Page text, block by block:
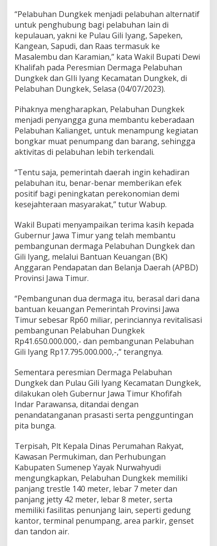
r
M
u
a
t
P
e
n
u
m
a
n
g
a
n
a
r
a
n
g
“Pelabuhan Dungkek menjadi pelabuhan alternatif
untuk penghubung bagi pelabuhan lain di
kepulauan, yakni ke Pulau Gili Iyang, Sapeken,
Kangean, Sapudi, dan Raas termasuk ke
Masalembu dan Karamian,” kata Wakil Bupati Dewi
Khalifah pada Peresmian Dermaga Pelabuhan
Dungkek dan GIli Iyang Kecamatan Dungkek, di
Pelabuhan Dungkek, Selasa (04/07/2023).
Pihaknya mengharapkan, Pelabuhan Dungkek
menjadi penyangga guna membantu keberadaan
Pelabuhan Kalianget, untuk menampung kegiatan
bongkar muat penumpang dan barang, sehingga
aktivitas di pelabuhan lebih terkendali.
“Tentu saja, pemerintah daerah ingin kehadiran
pelabuhan itu, benar-benar memberikan efek
positif bagi peningkatan perekonomian demi
kesejahteraan masyarakat,” tutur Wabup.
Wakil Bupati menyampaikan terima kasih kepada
Gubernur Jawa Timur yang telah membantu
pembangunan dermaga Pelabuhan Dungkek dan
Gili Iyang, melalui Bantuan Keuangan (BK)
Anggaran Pendapatan dan Belanja Daerah (APBD)
Provinsi Jawa Timur.
“Pembangunan dua dermaga itu, berasal dari dana
bantuan keuangan Pemerintah Provinsi Jawa
Timur sebesar Rp60 miliar, perinciannya revitalisasi
pembangunan Pelabuhan Dungkek
Rp41.650.000.000,- dan pembangunan Pelabuhan
Gili Iyang Rp17.795.000.000,-,” terangnya.
Sementara peresmian Dermaga Pelabuhan
Dungkek dan Pulau Gili Iyang Kecamatan Dungkek,
dilakukan oleh Gubernur Jawa Timur Khofifah
Indar Parawansa, ditandai dengan
penandatanganan prasasti serta pengguntingan
pita bunga.
Terpisah, Plt Kepala Dinas Perumahan Rakyat,
Kawasan Permukiman, dan Perhubungan
Kabupaten Sumenep Yayak Nurwahyudi
mengungkapkan, Pelabuhan Dungkek memiliki
panjang trestle 140 meter, lebar 7 meter dan
panjang jetty 42 meter, lebar 8 meter, serta
memiliki fasilitas penunjang lain, seperti gedung
kantor, terminal penumpang, area parkir, genset
dan tandon air.